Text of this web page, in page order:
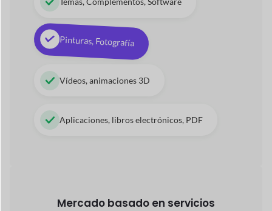
Servicios de consultoría